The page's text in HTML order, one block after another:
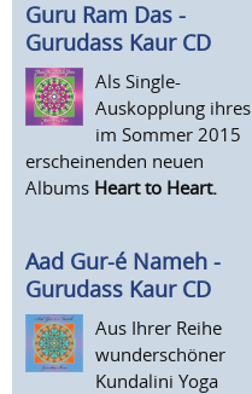
Guru Ram Das -
Gurudass Kaur CD
Als Single-
Auskopplung ihres
im Sommer 2015
erscheinenden neuen
Albums Heart to Heart.
Aad Gur-é Nameh -
Gurudass Kaur CD
Aus Ihrer Reihe
wunderschöner
Kundalini Yoga